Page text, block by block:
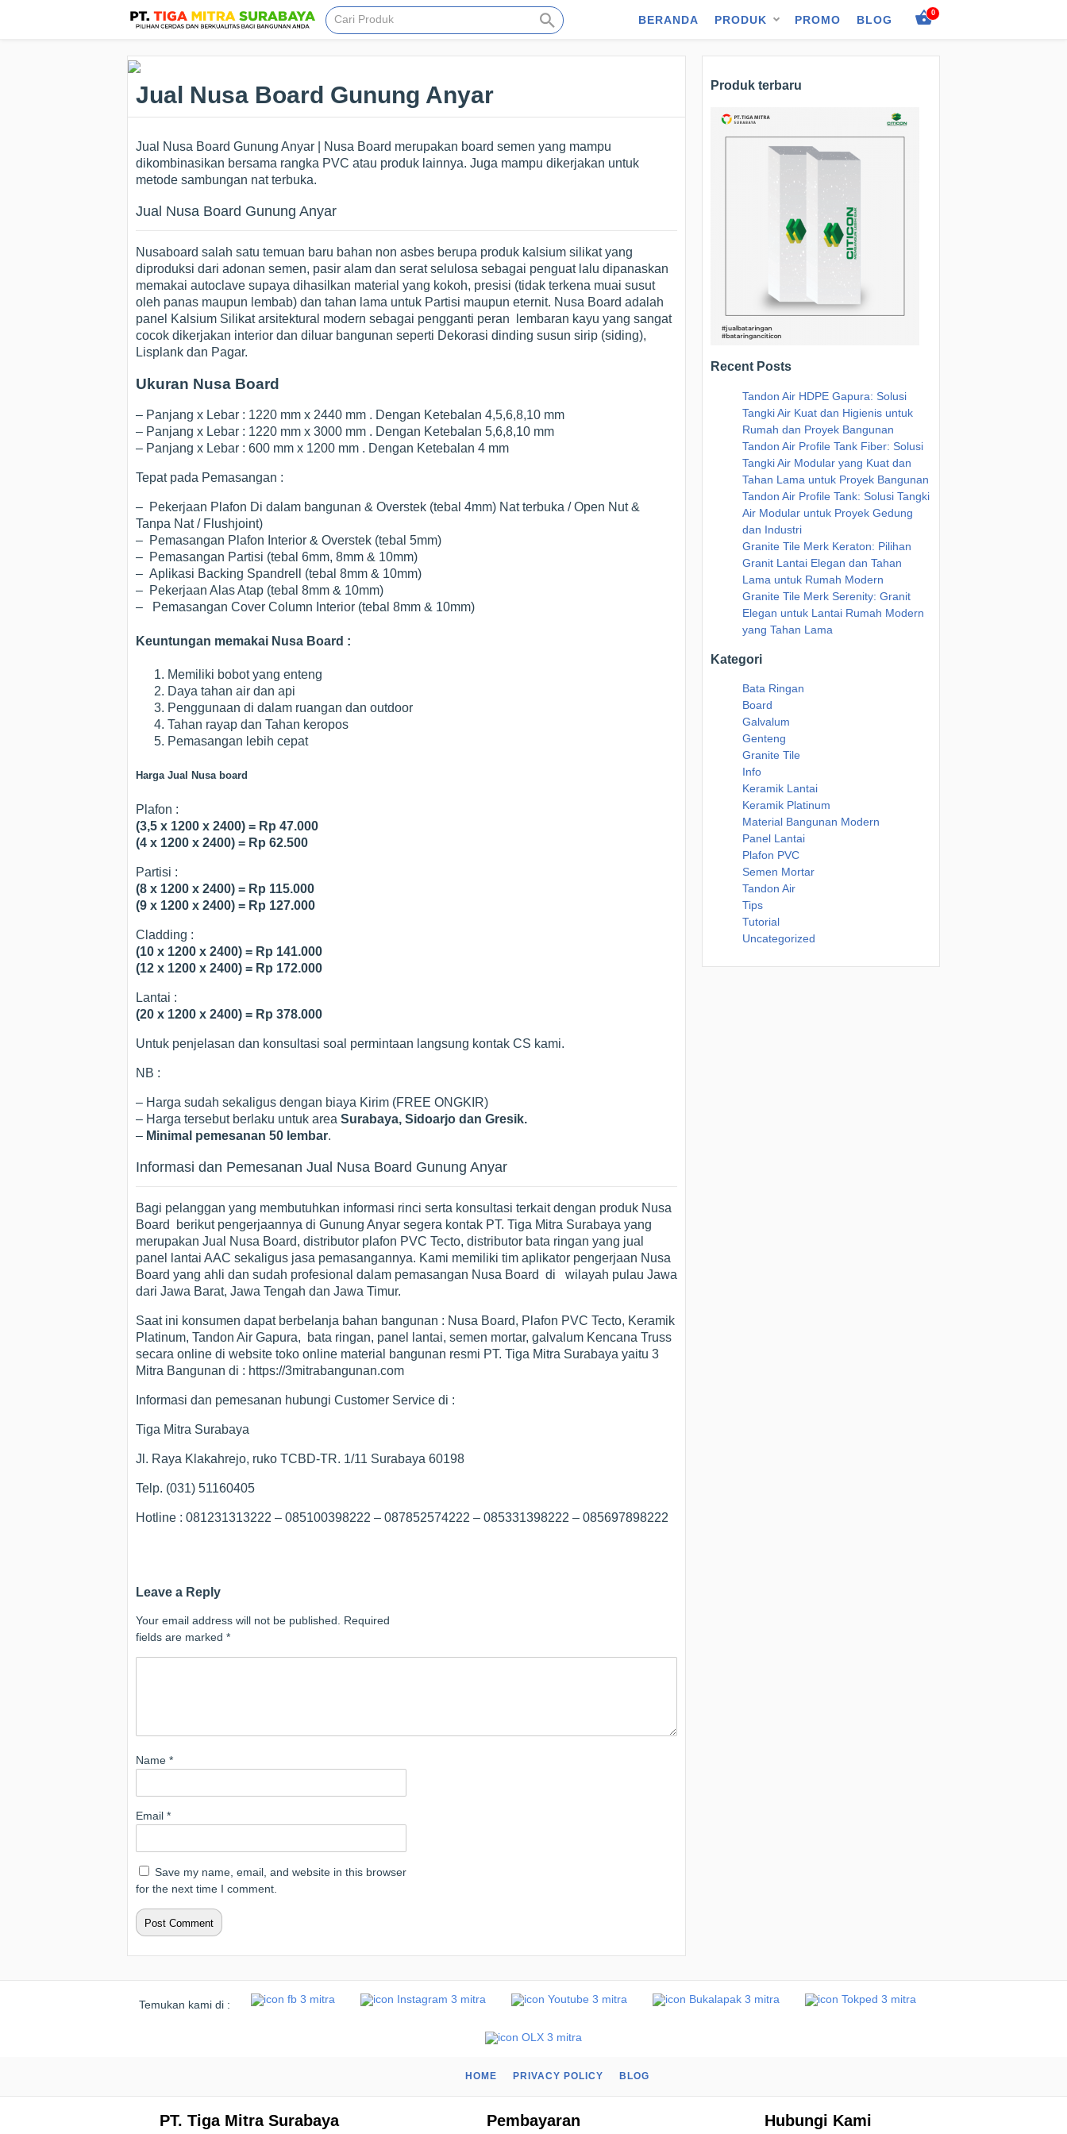
0
BERANDA PRODUK PROMO BLOG
Jual Nusa Board Gunung Anyar
Jual Nusa Board Gunung Anyar | Nusa Board merupakan board semen yang mampu
dikombinasikan bersama rangka PVC atau produk lainnya. Juga mampu dikerjakan untuk
metode sambungan nat terbuka.
Jual Nusa Board Gunung Anyar
Nusaboard salah satu temuan baru bahan non asbes berupa produk kalsium silikat yang
diproduksi dari adonan semen, pasir alam dan serat selulosa sebagai penguat lalu dipanaskan
memakai autoclave supaya dihasilkan material yang kokoh, presisi (tidak terkena muai susut
oleh panas maupun lembab) dan tahan lama untuk Partisi maupun eternit. Nusa Board adalah
panel Kalsium Silikat arsitektural modern sebagai pengganti peran lembaran kayu yang sangat
cocok dikerjakan interior dan diluar bangunan seperti Dekorasi dinding susun sirip (siding),
Lisplank dan Pagar.
Ukuran Nusa Board
– Panjang x Lebar : 1220 mm x 2440 mm . Dengan Ketebalan 4,5,6,8,10 mm
– Panjang x Lebar : 1220 mm x 3000 mm . Dengan Ketebalan 5,6,8,10 mm
– Panjang x Lebar : 600 mm x 1200 mm . Dengan Ketebalan 4 mm
Tepat pada Pemasangan :
– Pekerjaan Plafon Di dalam bangunan & Overstek (tebal 4mm) Nat terbuka / Open Nut &
Tanpa Nat / Flushjoint)
– Pemasangan Plafon Interior & Overstek (tebal 5mm)
– Pemasangan Partisi (tebal 6mm, 8mm & 10mm)
– Aplikasi Backing Spandrell (tebal 8mm & 10mm)
– Pekerjaan Alas Atap (tebal 8mm & 10mm)
– Pemasangan Cover Column Interior (tebal 8mm & 10mm)
Keuntungan memakai Nusa Board :
Memiliki bobot yang enteng
Daya tahan air dan api
Penggunaan di dalam ruangan dan outdoor
Tahan rayap dan Tahan keropos
Pemasangan lebih cepat
Harga Jual Nusa board
Plafon :
(3,5 x 1200 x 2400) = Rp 47.000
(4 x 1200 x 2400) = Rp 62.500
Partisi :
(8 x 1200 x 2400) = Rp 115.000
(9 x 1200 x 2400) = Rp 127.000
Cladding :
(10 x 1200 x 2400) = Rp 141.000
(12 x 1200 x 2400) = Rp 172.000
Lantai :
(20 x 1200 x 2400) = Rp 378.000
Untuk penjelasan dan konsultasi soal permintaan langsung kontak CS kami.
NB :
– Harga sudah sekaligus dengan biaya Kirim (FREE ONGKIR)
– Harga tersebut berlaku untuk area Surabaya, Sidoarjo dan Gresik.
– Minimal pemesanan 50 lembar.
Informasi dan Pemesanan Jual Nusa Board Gunung Anyar
Bagi pelanggan yang membutuhkan informasi rinci serta konsultasi terkait dengan produk Nusa
Board berikut pengerjaannya di Gunung Anyar segera kontak PT. Tiga Mitra Surabaya yang
merupakan Jual Nusa Board, distributor plafon PVC Tecto, distributor bata ringan yang jual
panel lantai AAC sekaligus jasa pemasangannya. Kami memiliki tim aplikator pengerjaan Nusa
Board yang ahli dan sudah profesional dalam pemasangan Nusa Board di wilayah pulau Jawa
dari Jawa Barat, Jawa Tengah dan Jawa Timur.
Saat ini konsumen dapat berbelanja bahan bangunan : Nusa Board, Plafon PVC Tecto, Keramik
Platinum, Tandon Air Gapura, bata ringan, panel lantai, semen mortar, galvalum Kencana Truss
secara online di website toko online material bangunan resmi PT. Tiga Mitra Surabaya yaitu 3
Mitra Bangunan di : https://3mitrabangunan.com
Informasi dan pemesanan hubungi Customer Service di :
Tiga Mitra Surabaya
Jl. Raya Klakahrejo, ruko TCBD-TR. 1/11 Surabaya 60198
Telp. (031) 51160405
Hotline : 081231313222 – 085100398222 – 087852574222 – 085331398222 – 085697898222
Leave a Reply
Your email address will not be published. Required
fields are marked *
Name *
Email *
Save my name, email, and website in this browser
for the next time I comment.
Produk terbaru
Recent Posts
Tandon Air HDPE Gapura: Solusi
Tangki Air Kuat dan Higienis untuk
Rumah dan Proyek Bangunan
Tandon Air Profile Tank Fiber: Solusi
Tangki Air Modular yang Kuat dan
Tahan Lama untuk Proyek Bangunan
Tandon Air Profile Tank: Solusi Tangki
Air Modular untuk Proyek Gedung
dan Industri
Granite Tile Merk Keraton: Pilihan
Granit Lantai Elegan dan Tahan
Lama untuk Rumah Modern
Granite Tile Merk Serenity: Granit
Elegan untuk Lantai Rumah Modern
yang Tahan Lama
Kategori
Bata Ringan
Board
Galvalum
Genteng
Granite Tile
Info
Keramik Lantai
Keramik Platinum
Material Bangunan Modern
Panel Lantai
Plafon PVC
Semen Mortar
Tandon Air
Tips
Tutorial
Uncategorized
Temukan kami di :
HOME PRIVACY POLICY BLOG
PT. Tiga Mitra Surabaya Pembayaran Hubungi Kami